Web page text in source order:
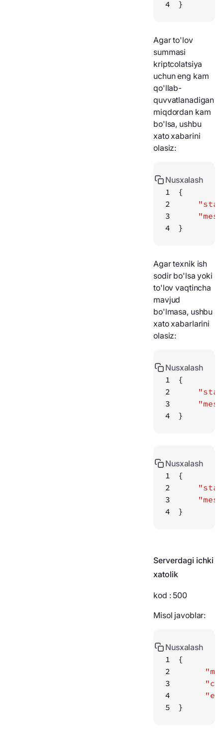
4
}
Agar to'lov
summasi
kriptcolatsiya
uchun eng kam
qo'llab-
quvvatlanadigan
miqdordan kam
bo'lsa, ushbu
xato xabarini
olasiz:
1
2
3
4
}
Nusxalash
Agar texnik ish
sodir bo'lsa yoki
to'lov vaqtincha
mavjud
bo'lmasa, ushbu
xato xabarlarini
olasiz:
1
2
3
4
}
Nusxalash
1
2
3
4
}
Nusxalash
Serverdagi ichki
xatolik
kod : 500
Misol javoblar:
1
2
3
4
5
}
Nusxalash